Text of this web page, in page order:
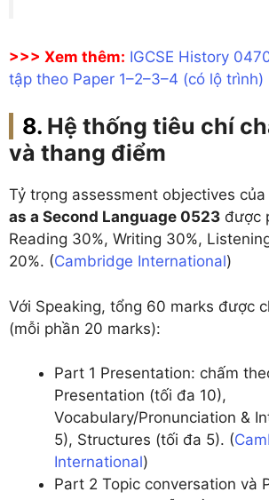
>>> Xem thêm: IGCSE History
tập theo Paper 1–2–3–4 (có lộ trình)
Hệ thống tiêu chí
và thang điểm
Tỷ trọng assessment objectives của
as a Second Language 0523 được
Reading 30%, Writing 30%,
20%. (Cambridge International)
Với Speaking, tổng 60 marks được
(mỗi phần 20 marks):
Part 1 Presentation: chấm
Presentation (tối đa 10),
Vocabulary/Pronunciation &
5), Structures (tối đa 5). (
International)
Part 2 Topic conversation và